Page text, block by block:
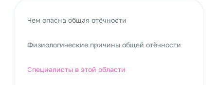
Чем опасна общая отёчности
Физиологические причины общей отёчности
Специалисты в этой области